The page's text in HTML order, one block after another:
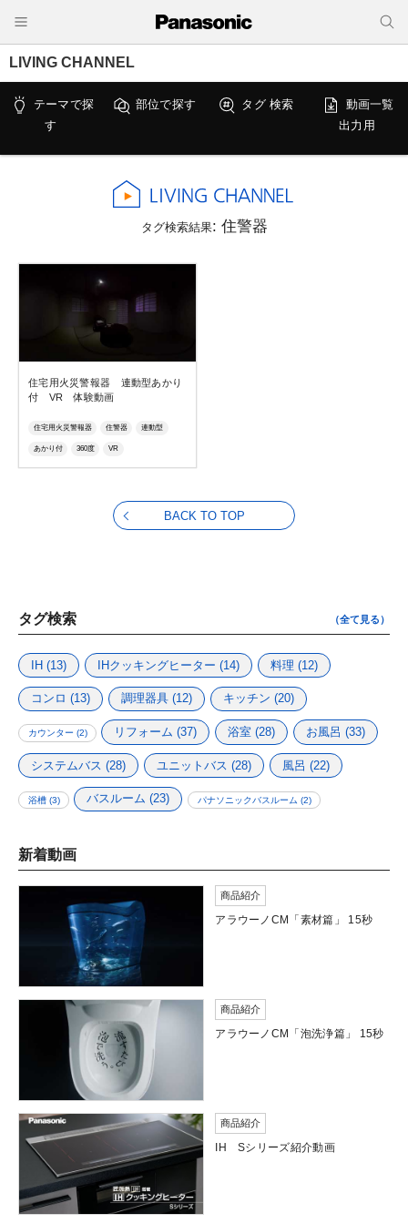
LIVING CHANNEL
テーマで探
す
部位で探す タグ 検索
動画一覧
出力用
タグ検索結果: 住警器
住宅用火災警報器 連動型あかり
付 VR 体験動画
住宅用火災警報器 住警器 連動型
あかり付 360度 VR
BACK TO TOP
タグ検索 （全て見る）
IH(13) IHクッキングヒーター (14) 料理 (12)
コンロ (13) 調理器具(12) キッチン (20)
カウンター (2) リフォーム (37) 浴室 (28) お風呂 (33)
システムバス (28) ユニットバス (28) 風呂 (22)
浴槽(3) バスルーム (23) パナソニックバスルーム (2)
新着動画
商品紹介
アラウーノCM「素材篇」 15秒
商品紹介
アラウーノCM「泡洗浄篇」 15秒
商品紹介
IH Sシリーズ紹介動画